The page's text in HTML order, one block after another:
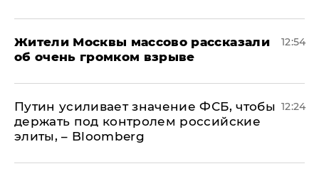
Жители Москвы массово рассказали
об очень громком взрыве
12:54
Путин усиливает значение ФСБ, чтобы
держать под контролем российские
элиты, – Bloomberg
12:24